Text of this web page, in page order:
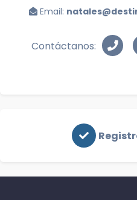
Email:
Contáctanos: